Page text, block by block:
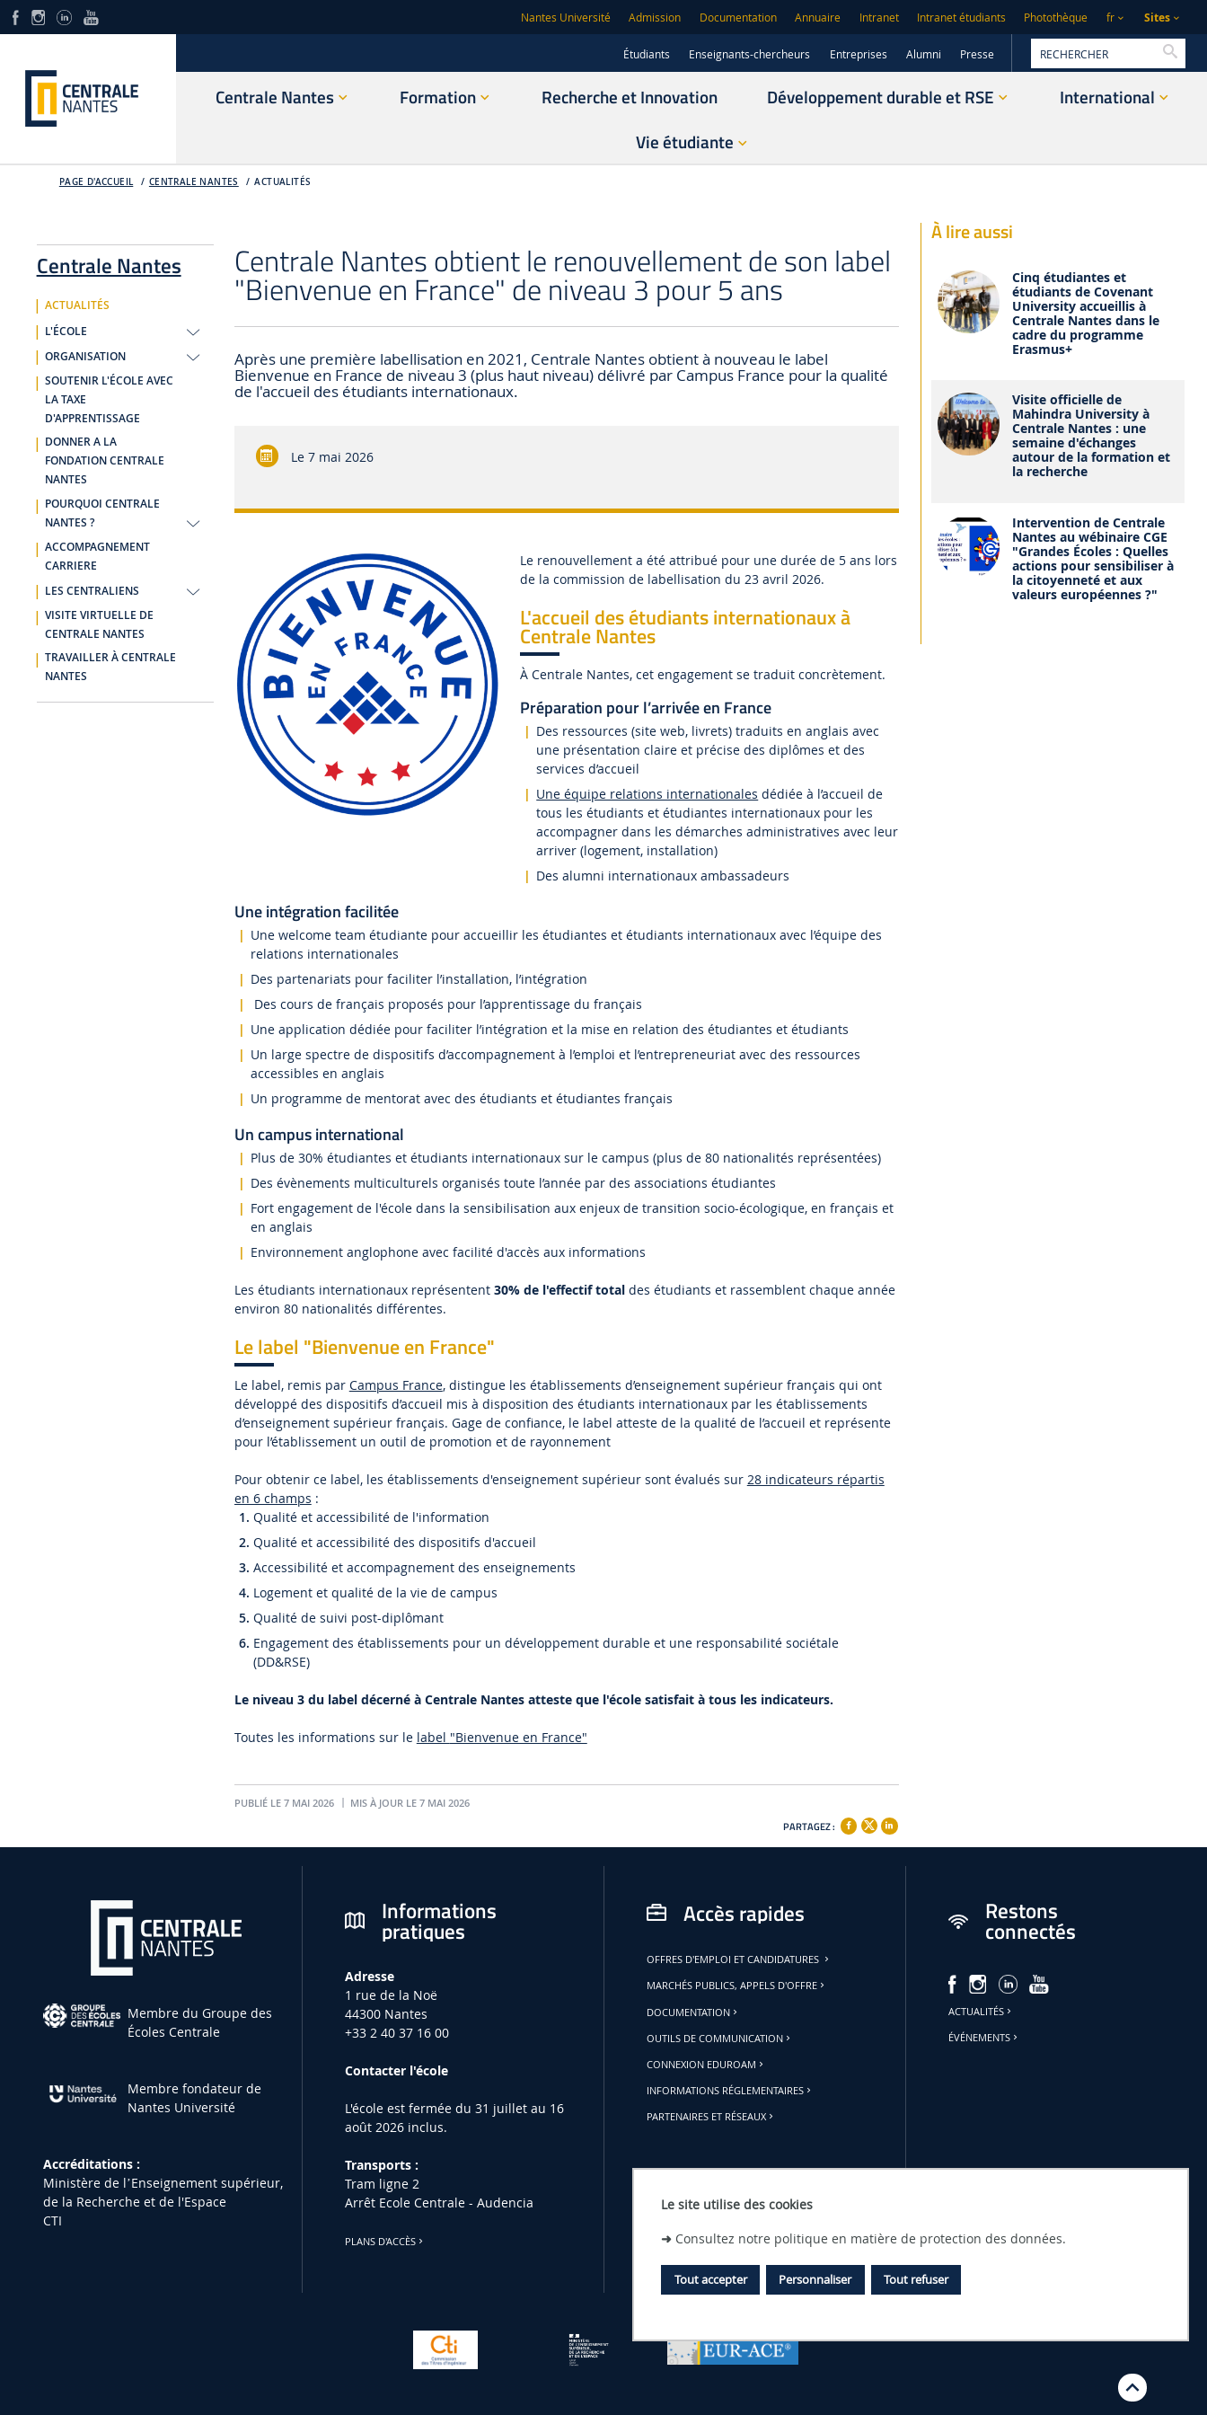
Le site utilise des cookies
➜ Consultez notre politique en matière de protection des données.
Tout accepter Tout refuser
Personnaliser
Nantes Université Admission Documentation Annuaire Intranet Intranet étudiants Photothèque fr Sites
Étudiants Enseignants-chercheurs Entreprises Alumni Presse
Centrale Nantes Formation Recherche et Innovation Développement durable et RSE
International
Vie étudiante
PAGE D'ACCUEIL CENTRALE NANTES ACTUALITÉS
Centrale Nantes
ACTUALITÉS
L'ÉCOLE
ORGANISATION
SOUTENIR L'ÉCOLE AVEC
LA TAXE
D'APPRENTISSAGE
DONNER A LA
FONDATION CENTRALE
NANTES
POURQUOI CENTRALE
NANTES ?
ACCOMPAGNEMENT
CARRIERE
LES CENTRALIENS
VISITE VIRTUELLE DE
CENTRALE NANTES
TRAVAILLER À CENTRALE
NANTES
Centrale Nantes obtient le renouvellement de son label
"Bienvenue en France" de niveau 3 pour 5 ans
Après une première labellisation en 2021, Centrale Nantes obtient à nouveau le label
Bienvenue en France de niveau 3 (plus haut niveau) délivré par Campus France pour la qualité
de l'accueil des étudiants internationaux.
Le 7 mai 2026
Le renouvellement a été attribué pour une durée de 5 ans lors
de la commission de labellisation du 23 avril 2026.
L'accueil des étudiants internationaux à
Centrale Nantes
À Centrale Nantes, cet engagement se traduit concrètement.
Préparation pour l’arrivée en France
Des ressources (site web, livrets) traduits en anglais avec
une présentation claire et précise des diplômes et des
services d’accueil
Une équipe relations internationales dédiée à l’accueil de
tous les étudiants et étudiantes internationaux pour les
accompagner dans les démarches administratives avec leur
arriver (logement, installation)
Des alumni internationaux ambassadeurs
Une intégration facilitée
Une welcome team étudiante pour accueillir les étudiantes et étudiants internationaux avec l’équipe des
relations internationales
Des partenariats pour faciliter l’installation, l’intégration
Des cours de français proposés pour l’apprentissage du français
Une application dédiée pour faciliter l’intégration et la mise en relation des étudiantes et étudiants
Un large spectre de dispositifs d’accompagnement à l’emploi et l’entrepreneuriat avec des ressources
accessibles en anglais
Un programme de mentorat avec des étudiants et étudiantes français
Un campus international
Plus de 30% étudiantes et étudiants internationaux sur le campus (plus de 80 nationalités représentées)
Des évènements multiculturels organisés toute l’année par des associations étudiantes
Fort engagement de l'école dans la sensibilisation aux enjeux de transition socio-écologique, en français et
en anglais
Environnement anglophone avec facilité d'accès aux informations
Les étudiants internationaux représentent 30% de l'effectif totaldes étudiants et rassemblent chaque année
environ 80 nationalités différentes.
Le label "Bienvenue en France"
Le label, remis par Campus France, distingue les établissements d’enseignement supérieur français qui ont
développé des dispositifs d’accueil mis à disposition des étudiants internationaux par les établissements
d’enseignement supérieur français. Gage de confiance, le label atteste de la qualité de l’accueil et représente
pour l’établissement un outil de promotion et de rayonnement
Pour obtenir ce label, les établissements d'enseignement supérieur sont évalués sur 28 indicateurs répartis
en 6 champs :
Qualité et accessibilité de l'information
Qualité et accessibilité des dispositifs d'accueil
Accessibilité et accompagnement des enseignements
Logement et qualité de la vie de campus
Qualité de suivi post-diplômant
Engagement des établissements pour un développement durable et une responsabilité sociétale
(DD&RSE)
Le niveau 3 du label décerné à Centrale Nantes atteste que l'école satisfait à tous les indicateurs.
Toutes les informations sur le label "Bienvenue en France"
PUBLIÉ LE 7 MAI 2026 MIS À JOUR LE 7 MAI 2026
PARTAGEZ :
À lire aussi
Cinq étudiantes et
étudiants de Covenant
University accueillis à
Centrale Nantes dans le
cadre du programme
Erasmus+
Visite officielle de
Mahindra University à
Centrale Nantes : une
semaine d'échanges
autour de la formation et
la recherche
Intervention de Centrale
Nantes au wébinaire CGE
"Grandes Écoles : Quelles
actions pour sensibiliser à
la citoyenneté et aux
valeurs européennes ?"
Membre du Groupe des
Écoles Centrale
Membre fondateur de
Nantes Université
Accréditations :
Ministère de lʼEnseignement supérieur,
de la Recherche et de l'Espace
CTI
Informations
pratiques
Adresse
1 rue de la Noë
44300 Nantes
+33 2 40 37 16 00
Contacter l'école
L'école est fermée du 31 juillet au 16
août 2026 inclus.
Transports :
Tram ligne 2
Arrêt Ecole Centrale - Audencia
PLANS D'ACCÈS
Accès rapides
OFFRES D'EMPLOI ET CANDIDATURES
MARCHÉS PUBLICS, APPELS D'OFFRE
DOCUMENTATION
OUTILS DE COMMUNICATION
CONNEXION EDUROAM
INFORMATIONS RÉGLEMENTAIRES
PARTENAIRES ET RÉSEAUX
Restons
connectés
ACTUALITÉS
ÉVÉNEMENTS